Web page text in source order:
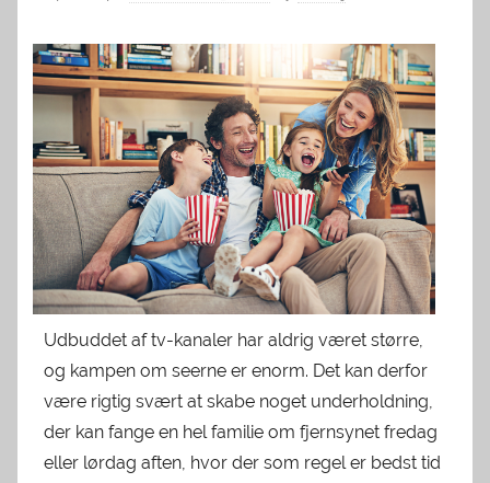
Udbuddet af tv-kanaler har aldrig været større,
og kampen om seerne er enorm. Det kan derfor
være rigtig svært at skabe noget underholdning,
der kan fange en hel familie om fjernsynet fredag
eller lørdag aften, hvor der som regel er bedst tid